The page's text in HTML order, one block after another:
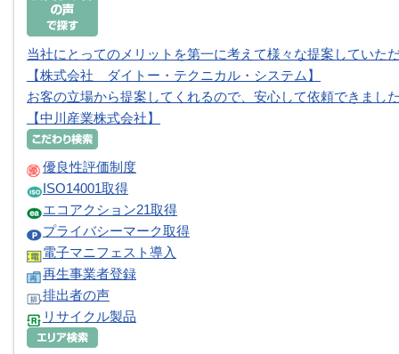
当社にとってのメリットを第一に考えて様々な提案していた
【株式会社 ダイトー・テクニカル・システム】
お客の立場から提案してくれるので、安心して依頼できまし
【中川産業株式会社】
優良性評価制度
ISO14001取得
エコアクション21取得
プライバシーマーク取得
電子マニフェスト導入
再生事業者登録
排出者の声
リサイクル製品